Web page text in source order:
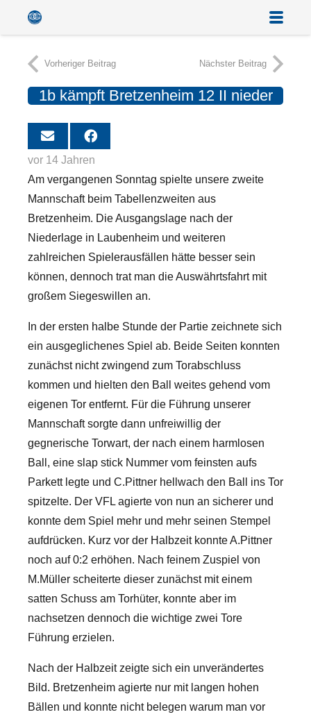
Vorheriger Beitrag Nächster Beitrag
1b kämpft Bretzenheim 12 II nieder
vor 14 Jahren
Am vergangenen Sonntag spielte unsere zweite
Mannschaft beim Tabellenzweiten aus
Bretzenheim. Die Ausgangslage nach der
Niederlage in Laubenheim und weiteren
zahlreichen Spielerausfällen hätte besser sein
können, dennoch trat man die Auswährtsfahrt mit
großem Siegeswillen an.
In der ersten halbe Stunde der Partie zeichnete sich
ein ausgeglichenes Spiel ab. Beide Seiten konnten
zunächst nicht zwingend zum Torabschluss
kommen und hielten den Ball weites gehend vom
eigenen Tor entfernt. Für die Führung unserer
Mannschaft sorgte dann unfreiwillig der
gegnerische Torwart, der nach einem harmlosen
Ball, eine slap stick Nummer vom feinsten aufs
Parkett legte und C.Pittner hellwach den Ball ins Tor
spitzelte. Der VFL agierte von nun an sicherer und
konnte dem Spiel mehr und mehr seinen Stempel
aufdrücken. Kurz vor der Halbzeit konnte A.Pittner
noch auf 0:2 erhöhen. Nach feinem Zuspiel von
M.Müller scheiterte dieser zunächst mit einem
satten Schuss am Torhüter, konnte aber im
nachsetzen dennoch die wichtige zwei Tore
Führung erzielen.
Nach der Halbzeit zeigte sich ein unverändertes
Bild. Bretzenheim agierte nur mit langen hohen
Bällen und konnte nicht belegen warum man vor